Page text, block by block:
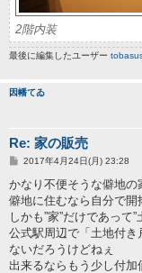
2階内装
最後に編集したユーザー
因幡てゐ
Re: 家の販売
投
記
事
2017年4月24日(月) 23:28
かなり不便そうな僻地の
僻地に住むなら自分で開
しかも”家”だけであって
公式駅周辺で「土地付き
ないだろうけどねぇ
出来るならもう少し付